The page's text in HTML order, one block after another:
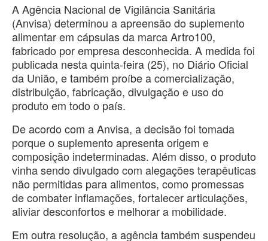
A Agência Nacional de Vigilância Sanitária
(Anvisa) determinou a apreensão do suplemento
alimentar em cápsulas da marca Artro100,
fabricado por empresa desconhecida. A medida foi
publicada nesta quinta-feira (25), no Diário Oficial
da União, e também proíbe a comercialização,
distribuição, fabricação, divulgação e uso do
produto em todo o país.
De acordo com a Anvisa, a decisão foi tomada
porque o suplemento apresenta origem e
composição indeterminadas. Além disso, o produto
vinha sendo divulgado com alegações terapêuticas
não permitidas para alimentos, como promessas
de combater inflamações, fortalecer articulações,
aliviar desconfortos e melhorar a mobilidade.
Em outra resolução, a agência também suspendeu